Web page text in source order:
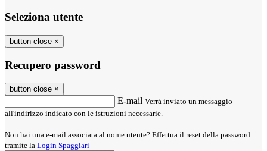
Seleziona utente
button close ×
Recupero password
button close ×
E-mail Verrà inviato un messaggio
all'indirizzo indicato con le istruzioni necessarie.
Non hai una e-mail associata al nome utente? Effettua il reset della password
tramite la Login Spaggiari